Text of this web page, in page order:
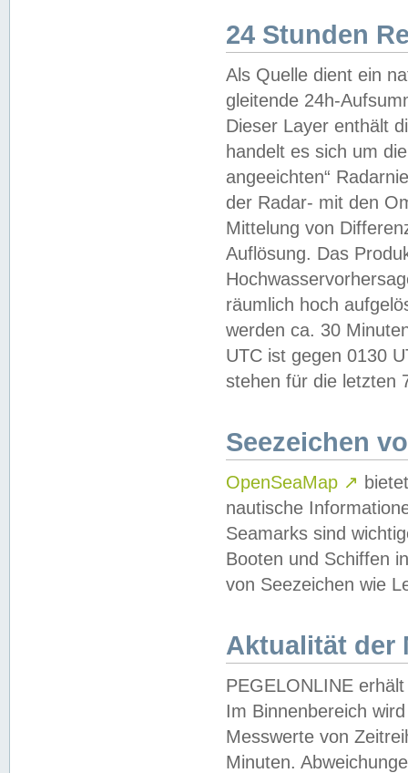
24 Stunden
Als Quelle dient ein
gleitende 24h-
Dieser Layer enthält
handelt es sich um
angeeichten“
der Radar- mit den
Mittelung von
Auflösung. Das
räumlich hoch
werden ca. 30
UTC ist gegen 0130
stehen für die letzten
Seezeichen
OpenSeaMap ↗
nautische
Seamarks sind
Booten und Schiffen
von Seezeichen wie
Aktualität der
PEGELONLINE
Im Binnenbereich
Messwerte von
Minuten.